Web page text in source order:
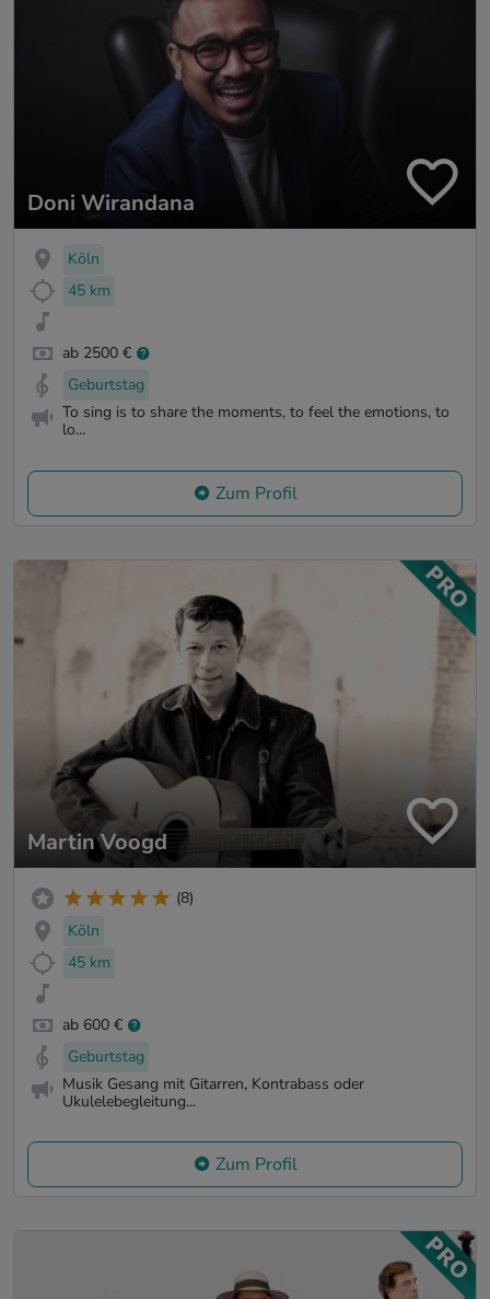
Doni Wirandana
Köln
45 km
ab 2500 €
Geburtstag
To sing is to share the moments, to feel the emotions, to
lo...
Zum Profil
Martin Voogd
(8)
Köln
45 km
ab 600 €
Geburtstag
Musik Gesang mit Gitarren, Kontrabass oder
Ukulelebegleitung...
Zum Profil